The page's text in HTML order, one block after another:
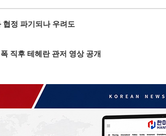
정 파기되나 우려도
직후 테헤란 관저 영상 공개